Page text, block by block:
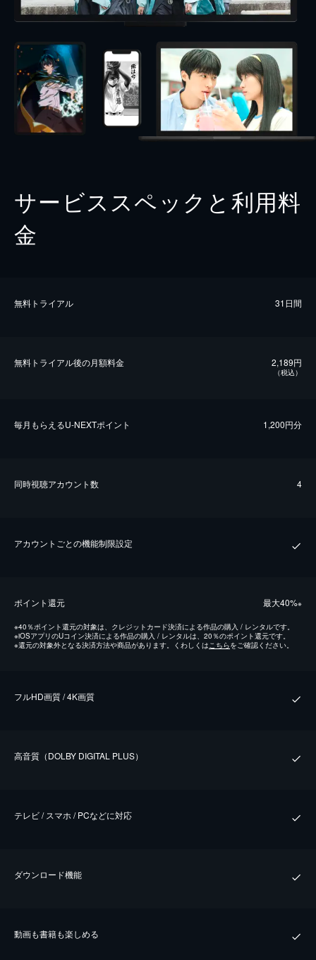
サービススペックと利用料
金
無料トライアル 31日間
無料トライアル後の⽉額料金 2,189円
（税込）
毎⽉もらえるU-NEXTポイント 1,200円分
同時視聴アカウント数 4
アカウントごとの機能制限設定
ポイント還元 最⼤40%※
※40％ポイント還元の対象は、クレジットカード決済による作品の購入 / レンタルです。
※iOSアプリのUコイン決済による作品の購入 / レンタルは、20％のポイント還元です。
※還元の対象外となる決済方法や商品があります。くわしくはこちらをご確認ください。
フルHD画質 / 4K画質
⾼⾳質（DOLBY DIGITAL PLUS）
テレビ / スマホ / PCなどに対応
ダウンロード機能
動画も書籍も楽しめる